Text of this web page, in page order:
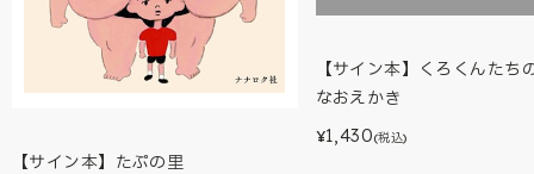
【サイン本】たぷの里
【サイン本】くろくんたち
なおえかき
¥1,430(税込)